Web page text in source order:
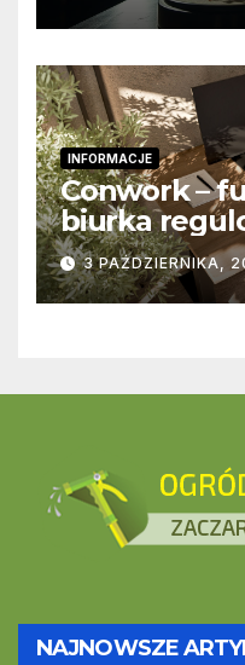
INFORMACJE
Conwork –
biurka
stworzone z
3 PAŹDZIERNIKA,
NAJNOWSZE